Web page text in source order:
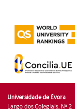
Universidade de Évora
Largo dos Colegiais, Nº 2